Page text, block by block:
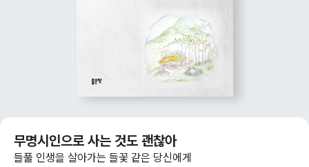
무명시인으로 사는 것도 괜찮아
들풀 인생을 살아가는 들꽃 같은 당신에게